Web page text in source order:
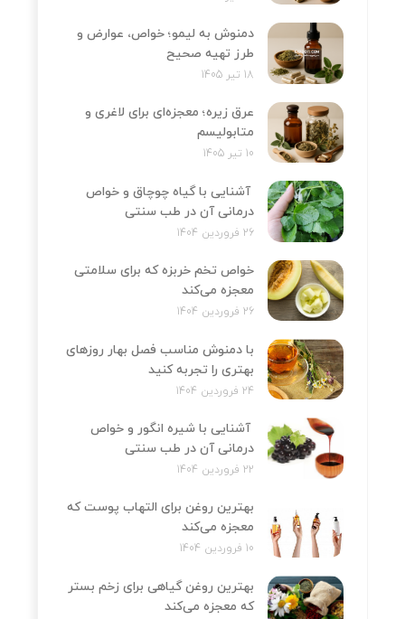
دمنوش به لیمو؛ خواص، عوارض و
طرز تهیه صحیح
18 تیر 1405
عرق زیره؛ معجزه‌ای برای لاغری و
متابولیسم
10 تیر 1405
آشنایی با گیاه چوچاق و خواص
درمانی آن در طب سنتی
26 فروردین 1404
خواص تخم خربزه که برای سلامتی
معجزه می‌کند
26 فروردین 1404
با دمنوش مناسب فصل بهار روزهای
بهتری را تجربه کنید
24 فروردین 1404
آشنایی با شیره انگور و خواص
درمانی آن در طب سنتی
22 فروردین 1404
بهترین روغن برای التهاب پوست که
معجزه می‌کند
10 فروردین 1404
بهترین روغن گیاهی برای زخم بستر
که معجزه می‌کند